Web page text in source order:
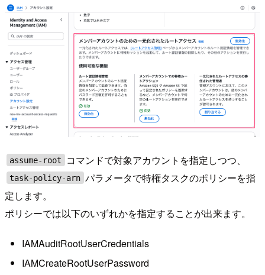
assume-root コマンドで対象アカウントを指定しつつ、
task-policy-arn パラメータで特権タスクのポリシーを指
定します。
ポリシーでは以下のいずれかを指定することが出来ます。
IAMAuditRootUserCredentials
IAMCreateRootUserPassword